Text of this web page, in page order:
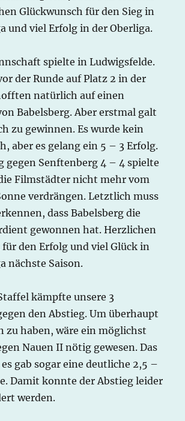
Glückwunsch für den Sieg in
und viel Erfolg in der Oberliga.
spielte in Ludwigsfelde.
der Runde auf Platz 2 in der
natürlich auf einen
Babelsberg. Aber erstmal galt
zu gewinnen. Es wurde kein
aber es gelang ein 5 – 3 Erfolg.
gegen Senftenberg 4 – 4 spielte
Filmstädter nicht mehr vom
verdrängen. Letztlich muss
dass Babelsberg die
gewonnen hat. Herzlichen
den Erfolg und viel Glück in
nächste Saison.
kämpfte unsere 3
den Abstieg. Um überhaupt
zu haben, wäre ein möglichst
Nauen II nötig gewesen. Das
gab sogar eine deutliche 2,5 –
Damit konnte der Abstieg leider
werden.